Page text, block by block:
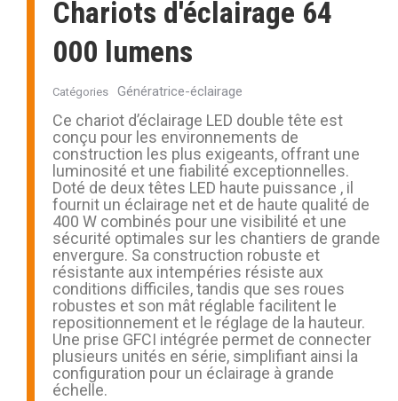
Chariots d'éclairage 64
000 lumens
Catégories Génératrice-éclairage
Ce chariot d’éclairage LED double tête est
conçu pour les environnements de
construction les plus exigeants, offrant une
luminosité et une fiabilité exceptionnelles.
Doté de deux têtes LED haute puissance , il
fournit un éclairage net et de haute qualité de
400 W combinés pour une visibilité et une
sécurité optimales sur les chantiers de grande
envergure. Sa construction robuste et
résistante aux intempéries résiste aux
conditions difficiles, tandis que ses roues
robustes et son mât réglable facilitent le
repositionnement et le réglage de la hauteur.
Une prise GFCI intégrée permet de connecter
plusieurs unités en série, simplifiant ainsi la
configuration pour un éclairage à grande
échelle.